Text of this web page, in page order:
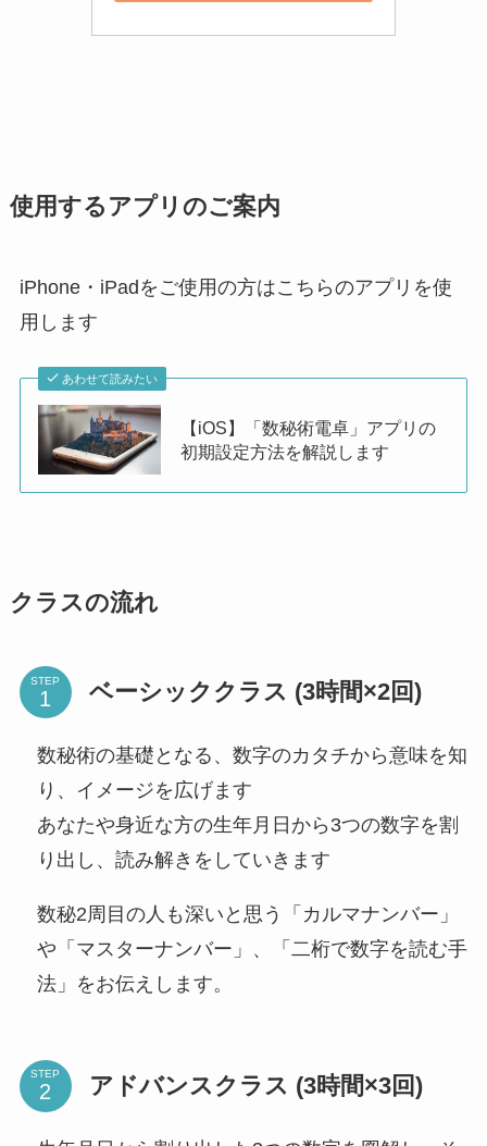
使用するアプリのご案内
iPhone・iPadをご使用の方はこちらのアプリを使
用します
あわせて読みたい
【iOS】「数秘術電卓」アプリの
初期設定方法を解説します
クラスの流れ
STEP ベーシッククラス (3時間×2回)
数秘術の基礎となる、数字のカタチから意味を知
り、イメージを広げます
あなたや身近な方の生年月日から3つの数字を割
り出し、読み解きをしていきます
数秘2周目の人も深いと思う「カルマナンバー」
や「マスターナンバー」、「二桁で数字を読む手
法」をお伝えします。
STEP アドバンスクラス (3時間×3回)